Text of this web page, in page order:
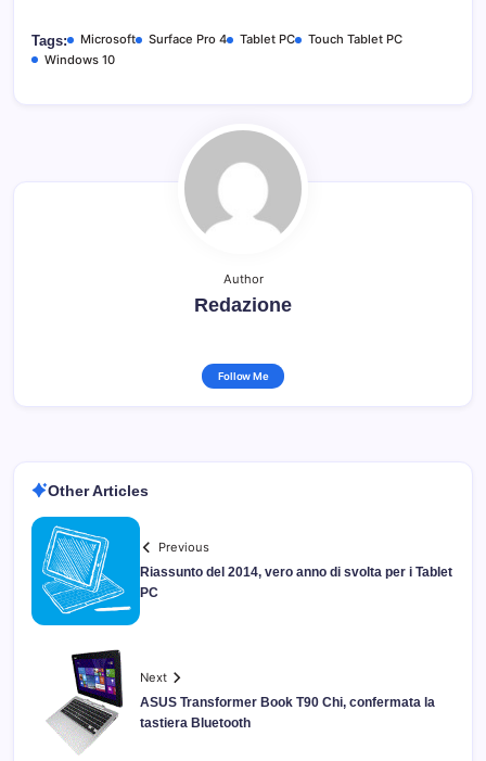
Tags: Microsoft Surface Pro 4 Tablet PC
Touch Tablet PC
Windows 10
Author
Redazione
Follow Me
Other Articles
Previous
Riassunto del 2014, vero anno di svolta per i Tablet
PC
Next
ASUS Transformer Book T90 Chi, confermata la
tastiera Bluetooth